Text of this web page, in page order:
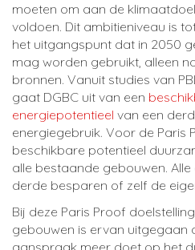
moeten om aan de
voldoen. Dit ambitieniveau is
het uitgangspunt dat in 2050
mag worden gebruikt, alleen
bronnen. Vanuit studies van
gaat DGBC uit van een
energiepotentieel van een
energiegebruik. Voor de Paris
beschikbare potentieel
alle bestaande gebouwen.
derde besparen of zelf de
Bij deze Paris Proof
gebouwen is ervan uitgegaan
aanspraak meer doet op het